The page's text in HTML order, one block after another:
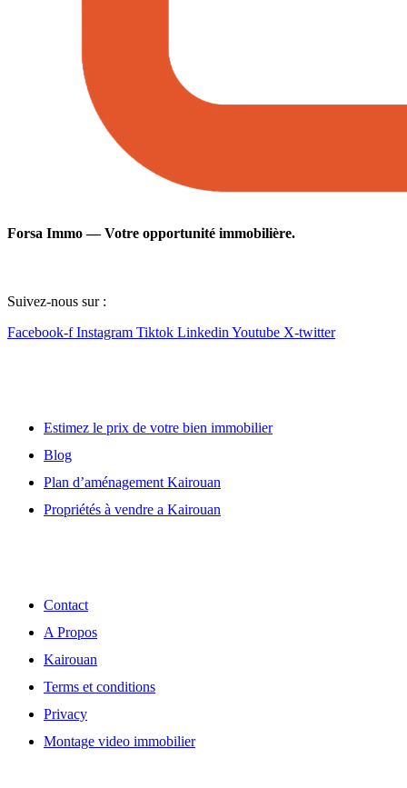
Forsa Immo — Votre opportunité immobilière.
Suivez-nous sur :
Facebook-f Instagram Tiktok Linkedin Youtube X-twitter
Estimez le prix de votre bien immobilier
Blog
Plan d’aménagement Kairouan
Propriétés à vendre a Kairouan
Contact
A Propos
Kairouan
Terms et conditions
Privacy
Montage video immobilier